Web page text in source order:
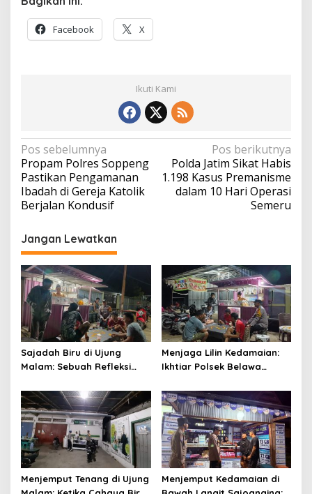
Facebook X
Ikuti Kami
Navigasi
pos
Pos sebelumnya
Propam Polres Soppeng
Pastikan Pengamanan
Ibadah di Gereja Katolik
Berjalan Kondusif
Pos berikutnya
Polda Jatim Sikat Habis
1.198 Kasus Premanisme
dalam 10 Hari Operasi
Semeru
Jangan Lewatkan
Sajadah Biru di Ujung
Malam: Sebuah Refleksi
Silaturahmi
Menjaga Lilin Kedamaian:
Ikhtiar Polsek Belawa
Ketenteraman Umat
Menjemput Tenang di Ujung
Menjemput Kedamaian di